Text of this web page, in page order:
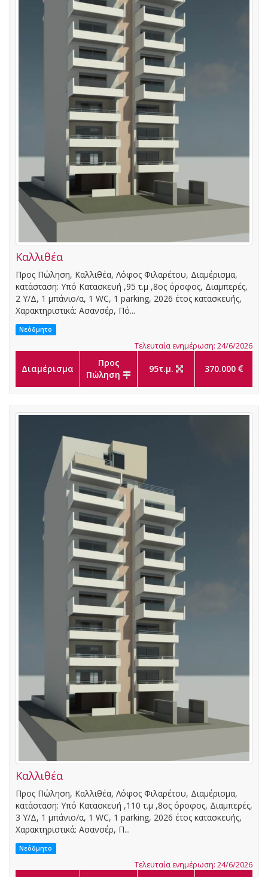
Καλλιθέα
Προς Πώληση, Καλλιθέα, Λόφος Φιλαρέτου, Διαμέρισμα,
κατάσταση: Υπό Κατασκευή ,95 τ.μ ,8ος όροφος, Διαμπερές,
2 Υ/Δ, 1 μπάνιο/α, 1 WC, 1 parking, 2026 έτος κατασκευής,
Χαρακτηριστικά: Ασανσέρ, Πό...
Νεόδμητο
Τελευταία ενημέρωση: 24/6/2026
Διαμέρισμα
Προς
Πώληση
95τ.μ. 370.000
Καλλιθέα
Προς Πώληση, Καλλιθέα, Λόφος Φιλαρέτου, Διαμέρισμα,
κατάσταση: Υπό Κατασκευή ,110 τ.μ ,8ος όροφος, Διαμπερές,
3 Υ/Δ, 1 μπάνιο/α, 1 WC, 1 parking, 2026 έτος κατασκευής,
Χαρακτηριστικά: Ασανσέρ, Π...
Νεόδμητο
Τελευταία ενημέρωση: 24/6/2026